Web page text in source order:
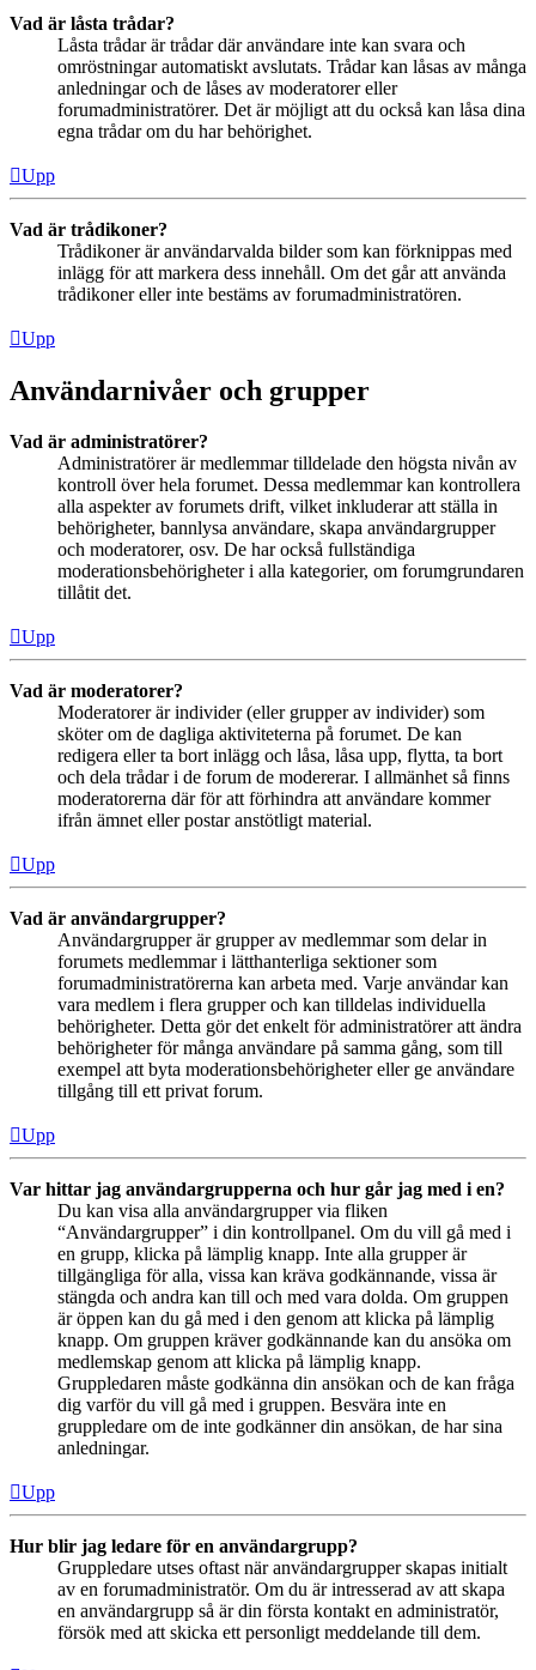
Vad är låsta trådar?
Låsta trådar är trådar där användare inte kan svara och
omröstningar automatiskt avslutats. Trådar kan låsas av många
anledningar och de låses av moderatorer eller
forumadministratörer. Det är möjligt att du också kan låsa dina
egna trådar om du har behörighet.
Upp
Vad är trådikoner?
Trådikoner är användarvalda bilder som kan förknippas med
inlägg för att markera dess innehåll. Om det går att använda
trådikoner eller inte bestäms av forumadministratören.
Upp
Användarnivåer och grupper
Vad är administratörer?
Administratörer är medlemmar tilldelade den högsta nivån av
kontroll över hela forumet. Dessa medlemmar kan kontrollera
alla aspekter av forumets drift, vilket inkluderar att ställa in
behörigheter, bannlysa användare, skapa användargrupper
och moderatorer, osv. De har också fullständiga
moderationsbehörigheter i alla kategorier, om forumgrundaren
tillåtit det.
Upp
Vad är moderatorer?
Moderatorer är individer (eller grupper av individer) som
sköter om de dagliga aktiviteterna på forumet. De kan
redigera eller ta bort inlägg och låsa, låsa upp, flytta, ta bort
och dela trådar i de forum de modererar. I allmänhet så finns
moderatorerna där för att förhindra att användare kommer
ifrån ämnet eller postar anstötligt material.
Upp
Vad är användargrupper?
Användargrupper är grupper av medlemmar som delar in
forumets medlemmar i lätthanterliga sektioner som
forumadministratörerna kan arbeta med. Varje användar kan
vara medlem i flera grupper och kan tilldelas individuella
behörigheter. Detta gör det enkelt för administratörer att ändra
behörigheter för många användare på samma gång, som till
exempel att byta moderationsbehörigheter eller ge användare
tillgång till ett privat forum.
Upp
Var hittar jag användargrupperna och hur går jag med i en?
Du kan visa alla användargrupper via fliken
“Användargrupper” i din kontrollpanel. Om du vill gå med i
en grupp, klicka på lämplig knapp. Inte alla grupper är
tillgängliga för alla, vissa kan kräva godkännande, vissa är
stängda och andra kan till och med vara dolda. Om gruppen
är öppen kan du gå med i den genom att klicka på lämplig
knapp. Om gruppen kräver godkännande kan du ansöka om
medlemskap genom att klicka på lämplig knapp.
Gruppledaren måste godkänna din ansökan och de kan fråga
dig varför du vill gå med i gruppen. Besvära inte en
gruppledare om de inte godkänner din ansökan, de har sina
anledningar.
Upp
Hur blir jag ledare för en användargrupp?
Gruppledare utses oftast när användargrupper skapas initialt
av en forumadministratör. Om du är intresserad av att skapa
en användargrupp så är din första kontakt en administratör,
försök med att skicka ett personligt meddelande till dem.